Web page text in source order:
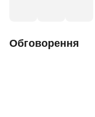
Обговорення